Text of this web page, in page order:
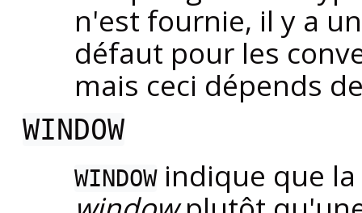
n'est fournie, il y a
défaut pour les
mais ceci dépends
WINDOW
WINDOWindique que